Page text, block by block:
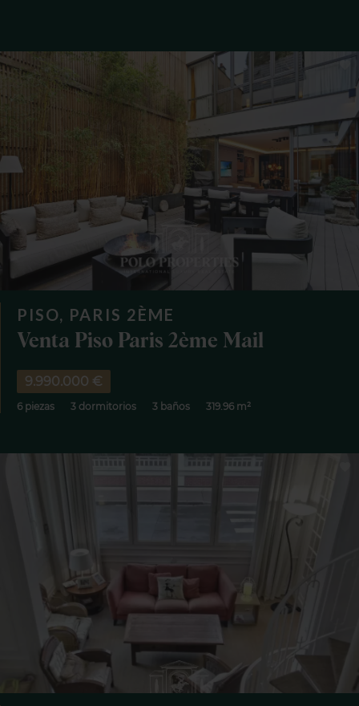
PISO, PARIS 2ÈME
Venta Piso Paris 2ème Mail
9.990.000 €
6 piezas 3 dormitorios 3 baños 319.96 m²